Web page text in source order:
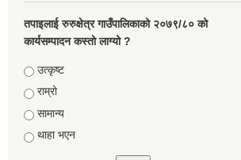
तपाइलाई रुरुक्षेत्र गाउँपालिकाको २०७९/८० को
कार्यसम्पादन कस्तो लाग्यो ?
Choices
उत्कृष्ट
राम्रो
सामान्य
थाहा भएन